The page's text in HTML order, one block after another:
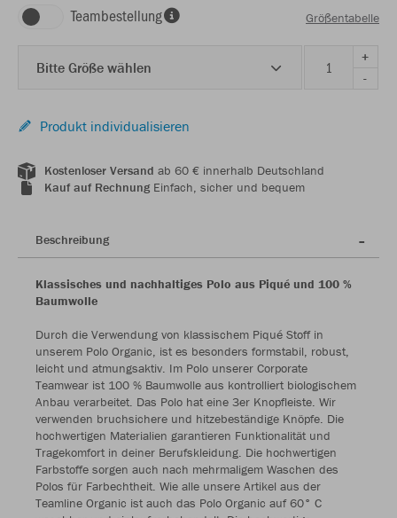
Teambestellung Größentabelle
Bitte Größe wählen
+
-
Produkt individualisieren
Kostenloser Versand ab 60 € innerhalb Deutschland
Kauf auf RechnungEinfach, sicher und bequem
Beschreibung
Klassisches und nachhaltiges Polo aus Piqué und 100 %
Baumwolle
Durch die Verwendung von klassischem Piqué Stoff in
unserem Polo Organic, ist es besonders formstabil, robust,
leicht und atmungsaktiv. Im Polo unserer Corporate
Teamwear ist 100 % Baumwolle aus kontrolliert biologischem
Anbau verarbeitet. Das Polo hat eine 3er Knopfleiste. Wir
verwenden bruchsichere und hitzebeständige Knöpfe. Die
hochwertigen Materialien garantieren Funktionalität und
Tragekomfort in deiner Berufskleidung. Die hochwertigen
Farbstoffe sorgen auch nach mehrmaligem Waschen des
Polos für Farbechtheit. Wie alle unsere Artikel aus der
Teamline Organic ist auch das Polo Organic auf 60° C